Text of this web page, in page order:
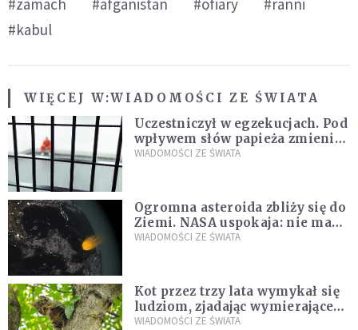
#kabul
WIĘCEJ W:WIADOMOŚCI ZE ŚWIATA
Uczestniczył w egzekucjach. Pod
wpływem słów papieża zmienił
zdanie
WIADOMOŚCI ZE ŚWIATA
Ogromna asteroida zbliży się do
Ziemi. NASA uspokaja: nie ma
zagrożenia
WIADOMOŚCI ZE ŚWIATA
Kot przez trzy lata wymykał się
ludziom, zjadając wymierające
kaczki. W końcu popełnił
WIADOMOŚCI ZE ŚWIATA